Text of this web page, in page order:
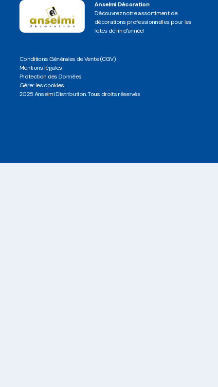
Anselmi Décoration
Découvrez notre assortiment de
décorations professionnelles pour les
fêtes de fin d'année!
Conditions Générales de Vente (CGV)
Mentions légales
Protection des Données
Gérer les cookies
2025 Anselmi Distribution. Tous droits réservés